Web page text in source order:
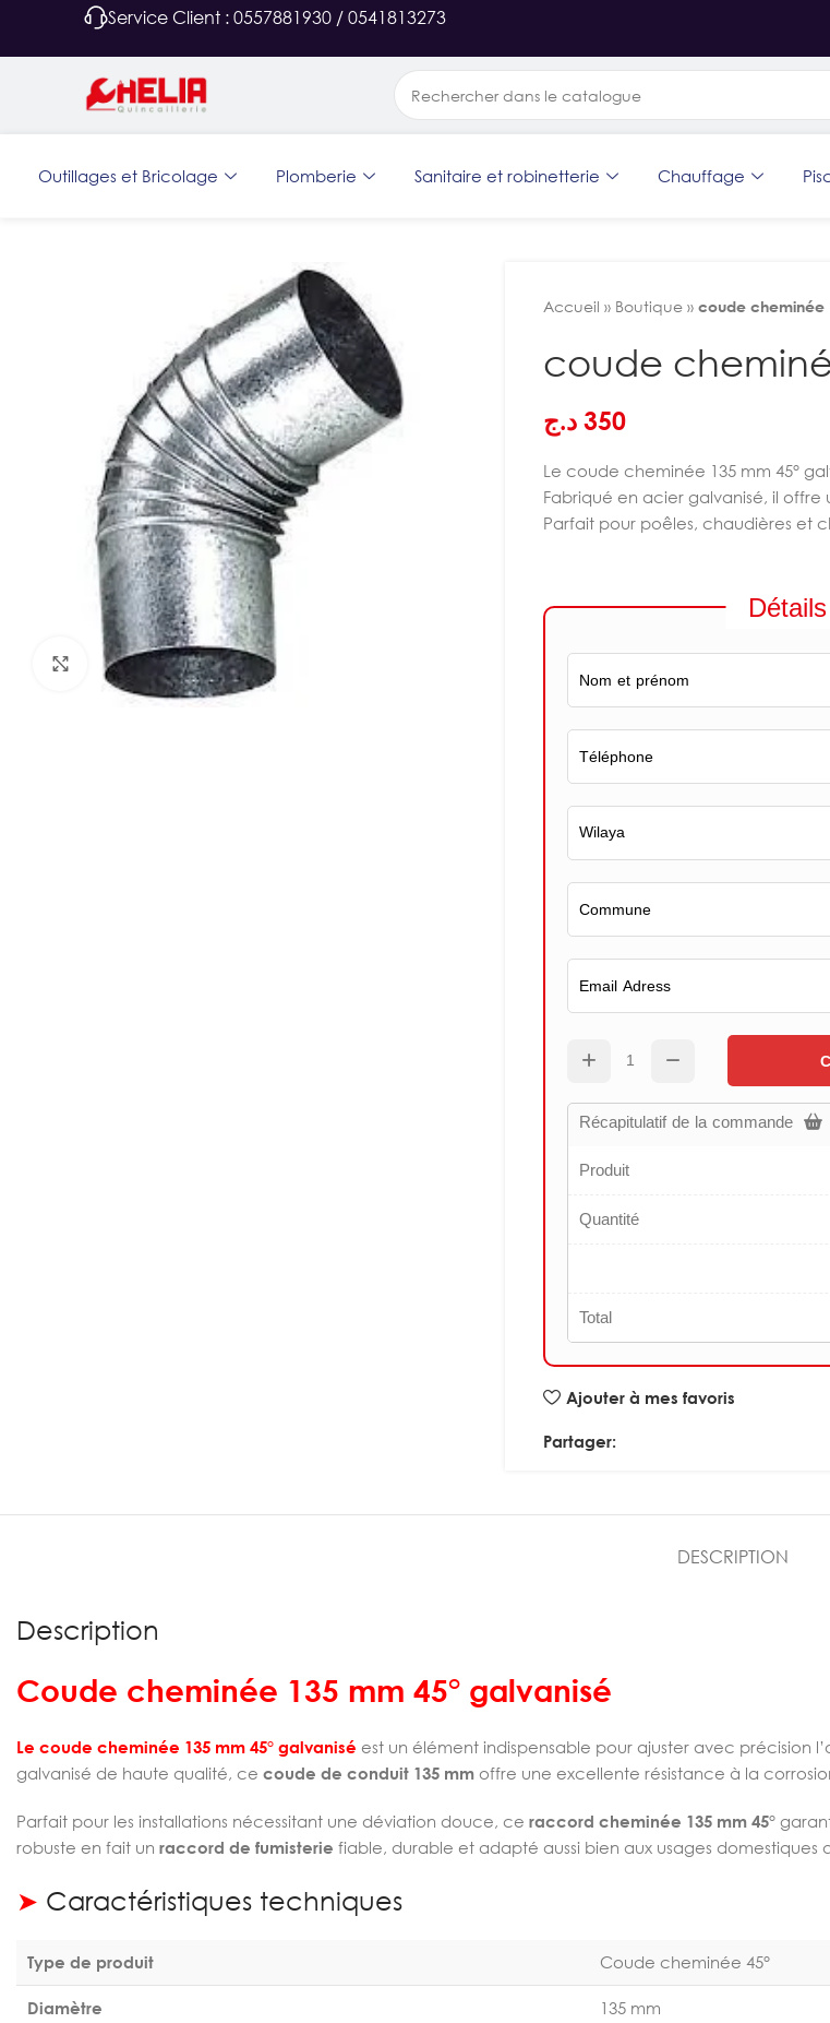
Service Client : 0557881930 / 0541813273
Outillages et Bricolage Plomberie Sanitaire et robinetterie Chauffage
Agrandir
Accueil » Boutique » coude cheminée
coude
350 د.ج
Le coude cheminée 135 mm 45°
Fabriqué en acier galvanisé, il
Parfait pour poêles, chaudières et
Récapitulatif de la commande
Produit
Quantité
Total
Ajouter à mes favoris
Partager:
DESCRIPTION
Description
Coude cheminée 135 mm 45° galvanisé
Le coude cheminée 135 mm 45° galvanisé est un élément indispensable pour ajuster avec précision
galvanisé de haute qualité, ce coude de conduit 135 mm offre une excellente résistance à la
Parfait pour les installations nécessitant une déviation douce, ce raccord cheminée 135 mm 45°
robuste en fait un raccord de fumisterie fiable, durable et adapté aussi bien aux usages domestiques
➤ Caractéristiques techniques
Type de produit Coude cheminée 45°
Diamètre 135 mm